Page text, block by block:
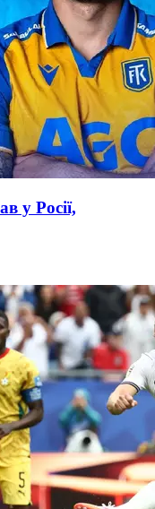
у Росії,